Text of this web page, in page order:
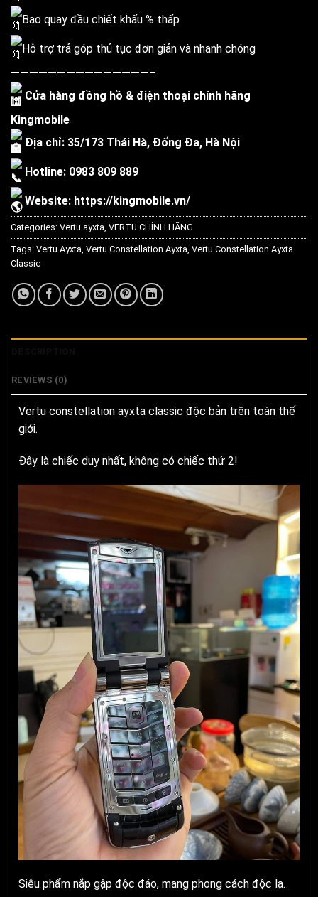
Bao quay đầu chiết khấu % thấp
Hỗ trợ trả góp thủ tục đơn giản và nhanh chóng
———————————————–
Cửa hàng đồng hồ & điện thoại chính hãng
Kingmobile
Địa chỉ: 35/173 Thái Hà, Đống Đa, Hà Nội
Hotline: 0983 809 889
Website: https://kingmobile.vn/
Categories: Vertu ayxta VERTU CHÍNH HÃNG
Tags: Vertu Ayxta Vertu Constellation Ayxta Vertu Constellation Ayxta
Classic
REVIEWS (0)
Vertu constellation ayxta classic độc bản trên toàn thế
giới.
Đây là chiếc duy nhất, không có chiếc thứ 2!
Siêu phẩm nắp gập độc đáo, mang phong cách độc lạ.